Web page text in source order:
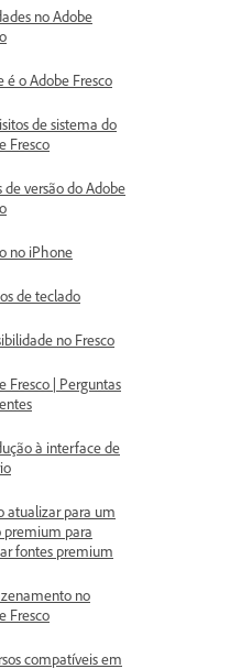
no Adobe
é o Adobe Fresco
de sistema do
Fresco
de versão do Adobe
no iPhone
de teclado
no Fresco
Fresco | Perguntas
à interface de
atualizar para um
premium para
fontes premium
no
Fresco
compatíveis em